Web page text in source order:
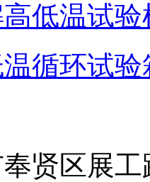
低温试
循环试
贤区展工